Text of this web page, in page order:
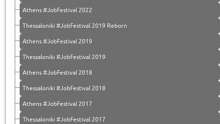
Athens #JobFestival 2022
Thessaloniki #JobFestival 2019 Reborn
Athens #JobFestival 2019
Thessaloniki #JobFestival 2019
Athens #JobFestival 2018
Thessaloniki #JobFestival 2018
Athens #JobFestival 2017
Τhessaloniki #JobFestival 2017